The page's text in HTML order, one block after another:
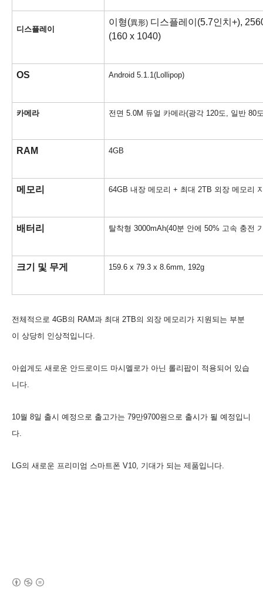
디스플레이
이형(異形) 디스플레이(5.7인치+),
(160 x 1040)
OS Android 5.1.1(Lollipop)
카메라 전면 5.0M 듀얼 카메라(광각 120도, 일반 80
RAM 4GB
메모리 64GB 내장 메모리 + 최대 2TB 외장 메모리
배터리 탈착형 3000mAh(40분 안에 50% 고속 충전
크기 및 무게 159.6 x 79.3 x 8.6mm, 192g
전체적으로 4GB의 RAM과 최대 2TB의 외장 메모리가 지원되는 부분
이 상당히 인상적입니다.
아쉽게도 새로운 안드로이드 마시멜로가 아닌 롤리팝이 적용되어 있습
니다.
10월 8일 출시 예정으로 출고가는 79만9700원으로 출시가 될 예정입니
다.
LG의 새로운 프리미엄 스마트폰 V10, 기대가 되는 제품입니다.